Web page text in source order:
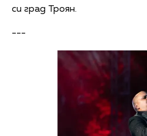
си град Троян.
---